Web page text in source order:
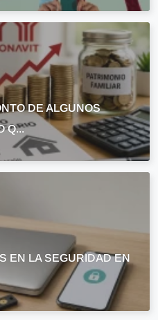
DE ALGUNOS
Q...
EN LA SEGURIDAD EN